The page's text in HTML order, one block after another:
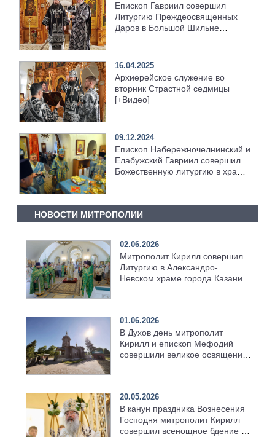
Епископ Гавриил совершил
Литургию Преждеосвященных
Даров в Большой Шильне
16.04.2025
Архиерейское служение во
вторник Страстной седмицы
[+Видео]
09.12.2024
Епископ Набережночелнинский и
Елабужский Гавриил совершил
Божественную литургию в храме
НОВОСТИ МИТРОПОЛИИ
02.06.2026
Митрополит Кирилл совершил
Литургию в Александро-
Невском храме города Казани
01.06.2026
В Духов день митрополит
Кирилл и епископ Мефодий
совершили великое освящение
20.05.2026
В канун праздника Вознесения
Господня митрополит Кирилл
совершил всенощное бдение в